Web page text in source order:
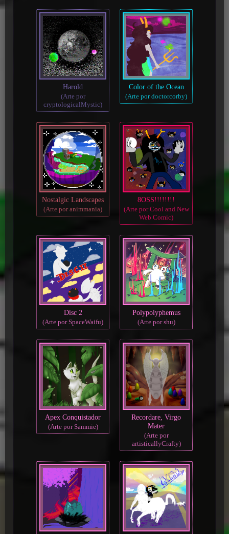
Harold
(Arte por
cryptologicalMystic)
Color of the Ocean
(Arte por doctorcorby)
Nostalgic Landscapes
(Arte por animmania)
8OSS!!!!!!!!
(Arte por Cool and New
Web Comic)
Disc 2
(Arte por SpaceWaifu)
Polypolyphemus
(Arte por shu)
Apex Conquistador
(Arte por Sammie)
Recordare, Virgo
Mater
(Arte por
artisticallyCrafty)